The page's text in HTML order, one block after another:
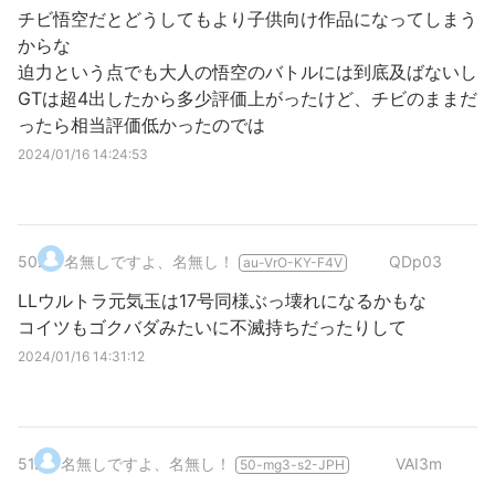
チビ悟空だとどうしてもより子供向け作品になってしまう
からな
迫力という点でも大人の悟空のバトルには到底及ばないし
GTは超4出したから多少評価上がったけど、チビのままだ
ったら相当評価低かったのでは
2024/01/16 14:24:53
50. 名無しですよ、名無し！ au-VrO-KY-F4V QDp03
LLウルトラ元気玉は17号同様ぶっ壊れになるかもな
コイツもゴクバダみたいに不滅持ちだったりして
2024/01/16 14:31:12
51. 名無しですよ、名無し！ 50-mg3-s2-JPH VAI3m